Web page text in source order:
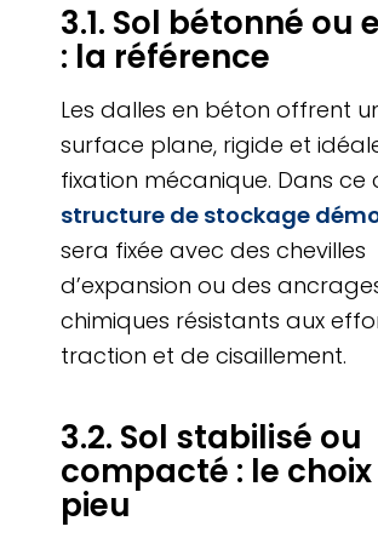
3.1. Sol bétonné ou
: la référence
Les dalles en béton offrent
surface plane, rigide et
fixation mécanique. Dans ce
structure de stockage
sera fixée avec des chevilles
d’expansion ou des
chimiques résistants aux
traction et de cisaillement.
3.2. Sol stabilisé ou
compacté : le
pieu